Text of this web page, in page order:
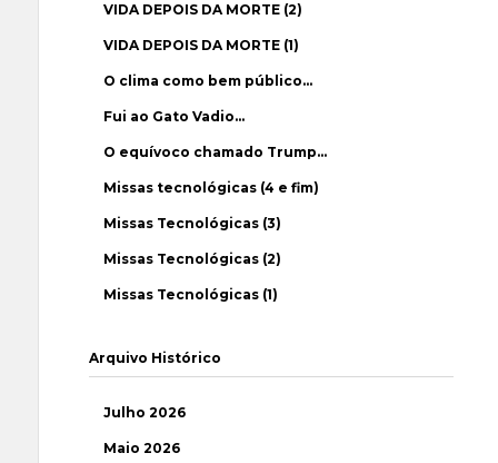
VIDA DEPOIS DA MORTE (2)
VIDA DEPOIS DA MORTE (1)
O clima como bem público…
Fui ao Gato Vadio…
O equívoco chamado Trump…
Missas tecnológicas (4 e fim)
Missas Tecnológicas (3)
Missas Tecnológicas (2)
Missas Tecnológicas (1)
Arquivo Histórico
Julho 2026
Maio 2026